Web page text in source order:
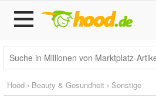
Hood › Beauty & Gesundheit › Sonstige